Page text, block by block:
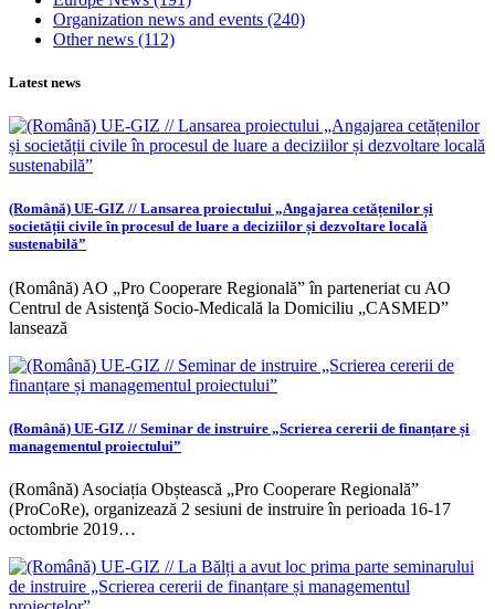
Organization news and events (240)
Other news (112)
Latest news
(Română) UE-GIZ // Lansarea proiectului „Angajarea cetățenilor și
societății civile în procesul de luare a deciziilor și dezvoltare locală
sustenabilă”
(Română) AO „Pro Cooperare Regională” în parteneriat cu AO
Centrul de Asistenţă Socio-Medicală la Domiciliu „CASMED”
lansează
(Română) UE-GIZ // Seminar de instruire „Scrierea cererii de finanțare și
managementul proiectului”
(Română) Asociația Obștească „Pro Cooperare Regională”
(ProCoRe), organizează 2 sesiuni de instruire în perioada 16-17
octombrie 2019…